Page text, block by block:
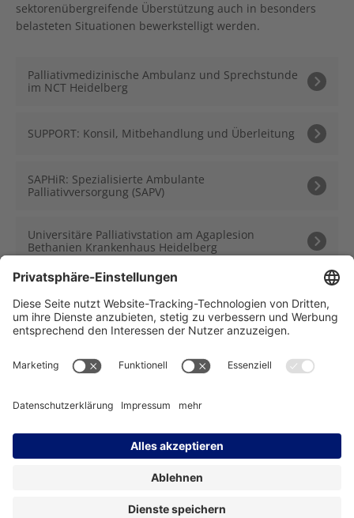
sektorenübergreifende Überstützung auch in besonders
belasteten Situationen bewerkstelligt werden.
Palliativmedizinische Ambulanz und Sprechstunde
im NCT Heidelberg
SUPPORT: Konsil, Mitbehandlung und Überleitung
SAPHiR: Spezialisierte Ambulante
Palliativversorgung (SAPV)
Universitäre Palliativstation am Agaplesion
Bethanien Krankenhaus Heidelberg
FacebookInstagramLinkedIn
Impressum Datenschutz Kontakt Barrierefreiheit